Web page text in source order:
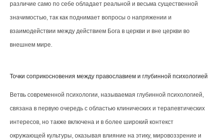
различие само по себе обладает реальной и весьма существенной
значимостью, так как поднимает вопросы о напряжении и
взаимодействии между действием Бога в церкви и вне церкви во
внешнем мире.
Точки соприкосновения между православием и глубинной психологией
Ветвь современной психологии, называемая глубинной психологией,
связана в первую очередь с областью клинических и терапевтических
интересов, но также включена и в более широкий контекст
окружающей культуры, оказывая влияние на этику, мировоззрение и